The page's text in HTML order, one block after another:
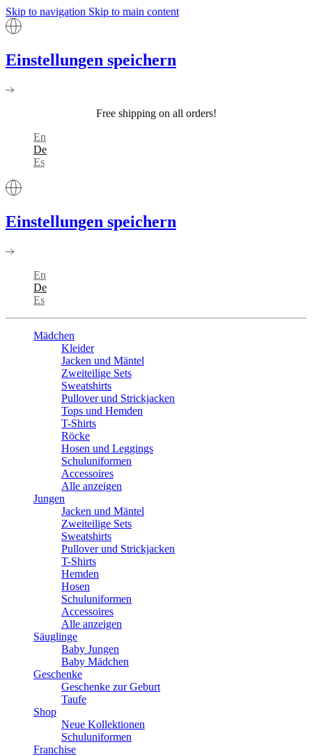
Skip to navigation Skip to main content
Einstellungen speichern
Free shipping on all orders!
En
De
Es
Einstellungen speichern
En
De
Es
Mädchen
Kleider
Jacken und Mäntel
Zweiteilige Sets
Sweatshirts
Pullover und Strickjacken
Tops und Hemden
T-Shirts
Röcke
Hosen und Leggings
Schuluniformen
Accessoires
Alle anzeigen
Jungen
Jacken und Mäntel
Zweiteilige Sets
Sweatshirts
Pullover und Strickjacken
T-Shirts
Hemden
Hosen
Schuluniformen
Accessoires
Alle anzeigen
Säuglinge
Baby Jungen
Baby Mädchen
Geschenke
Geschenke zur Geburt
Taufe
Shop
Neue Kollektionen
Schuluniformen
Franchise